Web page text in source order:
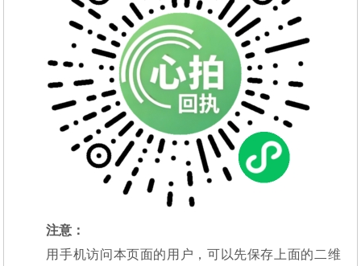
注意：
用手机访问本页面的用户，可以先保存上面的二维